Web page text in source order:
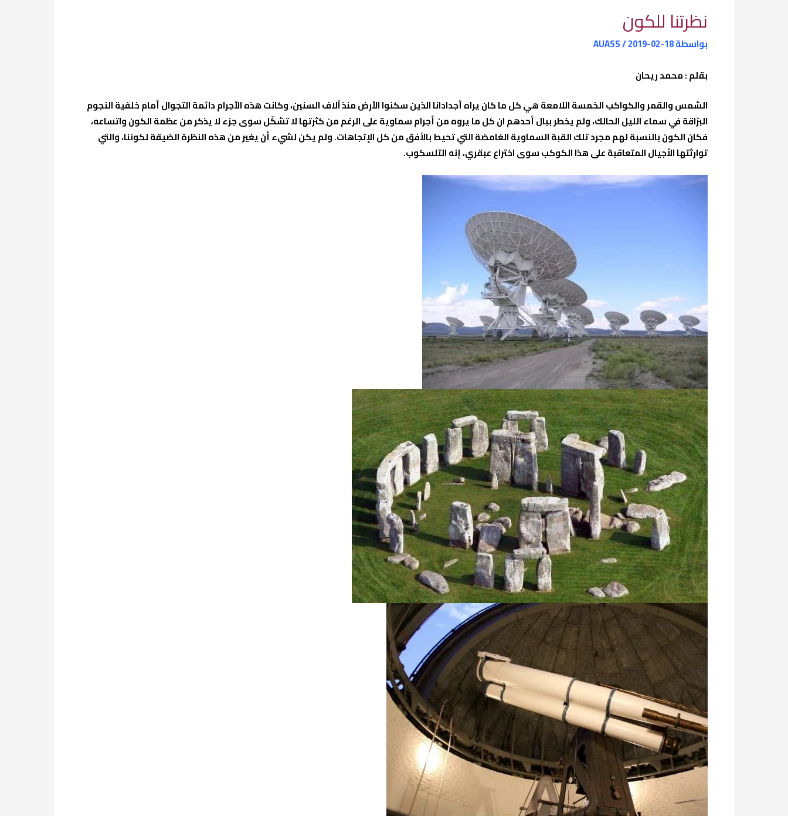
نظرتنا للكون
بواسطة AUASS/2019-02-18
بقلم : محمد ريحان
الشمس والقمر والكواكب الخمسة اللامعة هي كل ما كان يراه أجدادانا الذين سكنوا الأرض منذ آلاف السنين، وكانت هذه الأجرام دائمة التجوال أمام خلفية النجوم
البرّاقة في سماء الليل الحالك، ولم يخطر ببال أحدهم ان كل ما يروه من أجرام سماوية على الرغم من كثرتها لا تشكّل سوى جزء لا يذكر من عظمة الكون واتساعه،
فكان الكون بالنسبة لهم مجرد تلك القبة السماوية الغامضة التي تحيط بالأفق من كل الإتجاهات. ولم يكن لشيء أن يغير من هذه النظرة الضيقة لكوننا، والتي
توارثتها الأجيال المتعاقبة على هذا الكوكب سوى اختراع عبقري، إنه التلسكوب.